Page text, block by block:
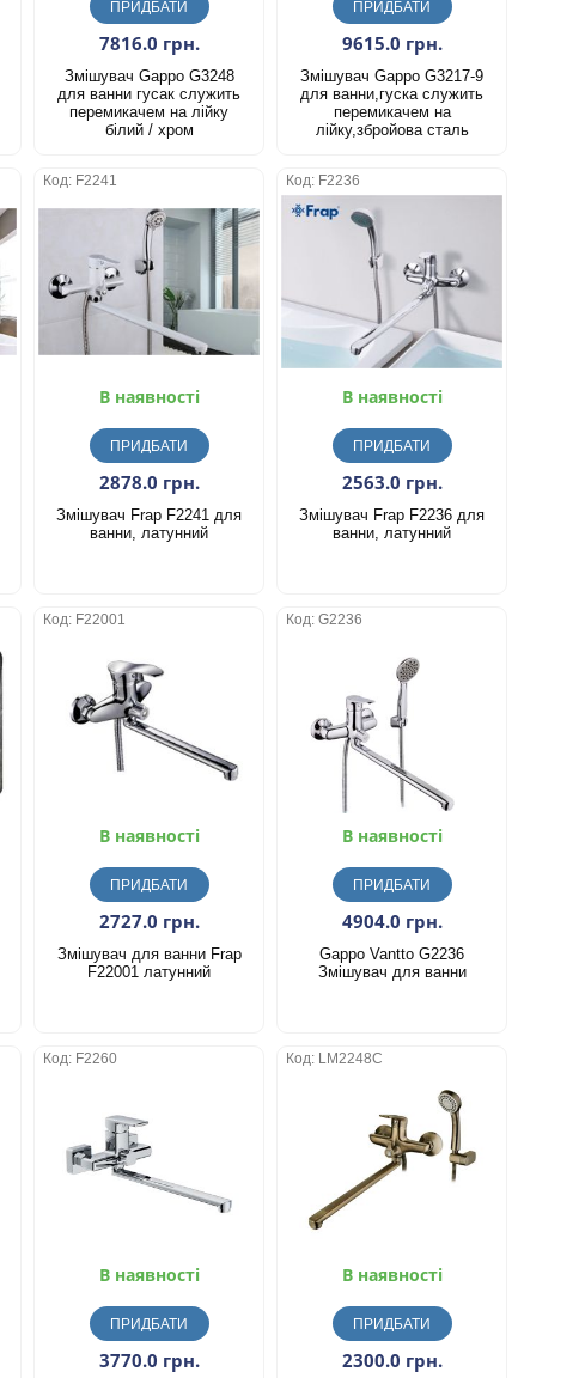
ПРИДБАТИ
7816.0 грн.
Змішувач Gappo G3248
для ванни гусак служить
перемикачем на лійку
білий / хром
ПРИДБАТИ
9615.0 грн.
Змішувач Gappo G3217-9
для ванни,гуска служить
перемикачем на
лійку,збройова сталь
Код: F2241
В наявності
ПРИДБАТИ
2878.0 грн.
Змішувач Frap F2241 для
ванни, латунний
Код: F2236
В наявності
ПРИДБАТИ
2563.0 грн.
Змішувач Frap F2236 для
ванни, латунний
Код: F22001
В наявності
ПРИДБАТИ
2727.0 грн.
Змішувач для ванни Frap
F22001 латунний
Код: G2236
В наявності
ПРИДБАТИ
4904.0 грн.
Gappo Vantto G2236
Змішувач для ванни
Код: F2260
В наявності
ПРИДБАТИ
3770.0 грн.
Код: LM2248C
В наявності
ПРИДБАТИ
2300.0 грн.